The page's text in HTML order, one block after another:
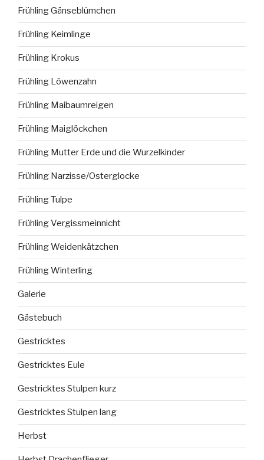
Frühling Gänseblümchen
Frühling Keimlinge
Frühling Krokus
Frühling Löwenzahn
Frühling Maibaumreigen
Frühling Maiglöckchen
Frühling Mutter Erde und die Wurzelkinder
Frühling Narzisse/Osterglocke
Frühling Tulpe
Frühling Vergissmeinnicht
Frühling Weidenkätzchen
Frühling Winterling
Galerie
Gästebuch
Gestricktes
Gestricktes Eule
Gestricktes Stulpen kurz
Gestricktes Stulpen lang
Herbst